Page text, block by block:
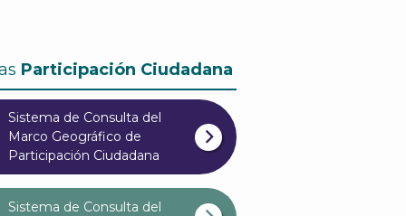
Participación Ciudadana
Sistema de Consulta del
Marco Geográfico de
Participación Ciudadana
Sistema de Consulta del